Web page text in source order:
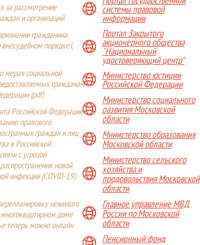
за рассмотрение
и организаций
гражданина
порядке(
мерах социальной
гражданам
(pdf)
Российской Федерации
правового
граждан и лиц
в Российской
с угрозой
новой
инфекции (COVID-19)
нежилого
доме
теперь можно онлайн
системы правовой
информации
Портал Закрытого
акционерного общества
"Национальный
удостоверяющий центр"
Министерство юстиции
Российской Федерации
Министерство социального
развития Московской
области
Министерство образования
Московской области
Министерство сельского
хозяйства и
продовольствия Московской
области
Главное управление МВД
России по Московской
области
Пенсионный фонд